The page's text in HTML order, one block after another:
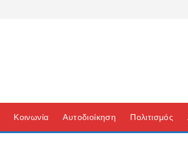
Κοινωνία Αυτοδιοίκηση Πολιτισμός